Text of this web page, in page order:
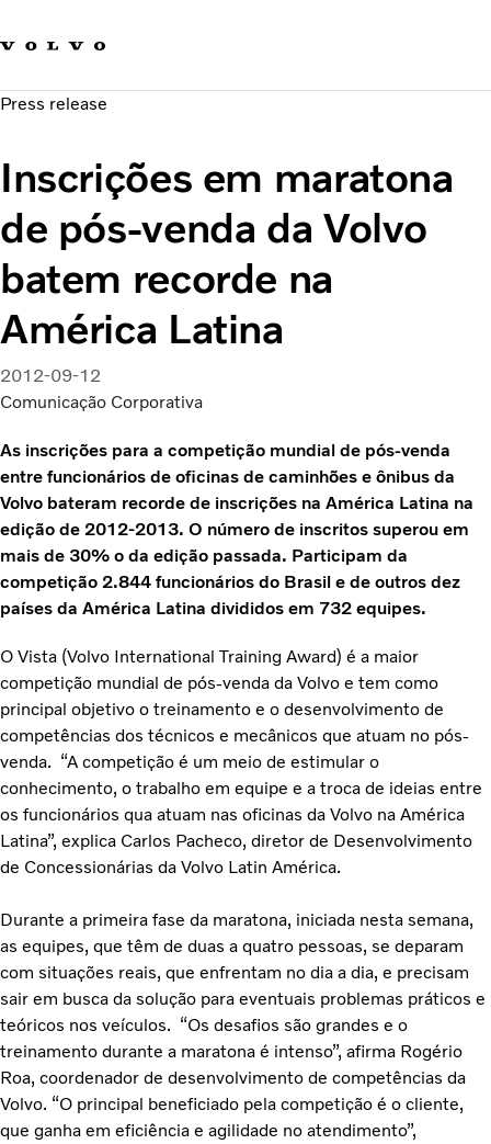
Carreira
Sustentabilidade e Segurança
Press release
Inscrições em maratona
de pós-venda da Volvo
batem recorde na
América Latina
2012-09-12
Comunicação Corporativa
As inscrições para a competição mundial de pós-venda
entre funcionários de oficinas de caminhões e ônibus da
Volvo bateram recorde de inscrições na América Latina na
edição de 2012-2013. O número de inscritos superou em
mais de 30% o da edição passada. Participam da
competição 2.844 funcionários do Brasil e de outros dez
países da América Latina divididos em 732 equipes.
O Vista (Volvo International Training Award) é a maior
competição mundial de pós-venda da Volvo e tem como
principal objetivo o treinamento e o desenvolvimento de
competências dos técnicos e mecânicos que atuam no pós-
venda. “A competição é um meio de estimular o
conhecimento, o trabalho em equipe e a troca de ideias entre
os funcionários qua atuam nas oficinas da Volvo na América
Latina”, explica Carlos Pacheco, diretor de Desenvolvimento
de Concessionárias da Volvo Latin América.
Durante a primeira fase da maratona, iniciada nesta semana,
as equipes, que têm de duas a quatro pessoas, se deparam
com situações reais, que enfrentam no dia a dia, e precisam
sair em busca da solução para eventuais problemas práticos e
teóricos nos veículos. “Os desafios são grandes e o
treinamento durante a maratona é intenso”, afirma Rogério
Roa, coordenador de desenvolvimento de competências da
Volvo. “O principal beneficiado pela competição é o cliente,
que ganha em eficiência e agilidade no atendimento”,